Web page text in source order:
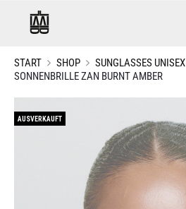
START SHOP
SUNGLASSES UNISEX
SONNENBRILLE ZAN BURNT AMBER
AUSVERKAUFT